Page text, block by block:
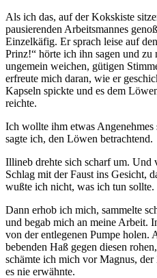
Als ich das, auf der Kokskiste
pausierenden Arbeitsmannes
Einzelkäfig. Er sprach leise auf
Prinz!“ hörte ich ihn sagen und
ungemein weichen, gütigen
erfreute mich daran, wie er
Kapseln spickte und es dem
reichte.
Ich wollte ihm etwas
sagte ich, den Löwen betrachtend.
Illineb drehte sich scharf um. Und
Schlag mit der Faust ins Gesicht,
wußte ich nicht, was ich tun sollte.
Dann erhob ich mich, sammelte
und begab mich an meine Arbeit.
von der entlegenen Pumpe holen.
bebenden Haß gegen diesen
schämte ich mich vor Magnus,
es nie erwähnte.